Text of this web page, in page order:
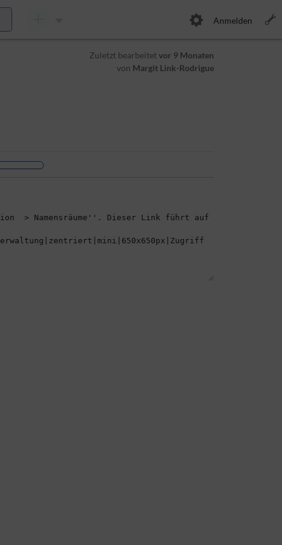
Anmelden
Zuletzt bearbeitetvor 9 Monaten
von Margit Link-Rodrigue